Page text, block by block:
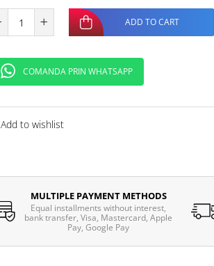
ADD TO CART
COMANDA PRIN WHATSAPP
Add to wishlist
MULTIPLE PAYMENT METHODS
Equal installments without interest,
bank transfer, Visa, Mastercard, Apple
Pay, Google Pay